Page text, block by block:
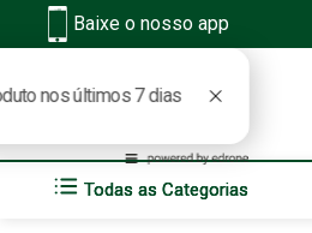
Baixe o nosso app
Todas as Categorias